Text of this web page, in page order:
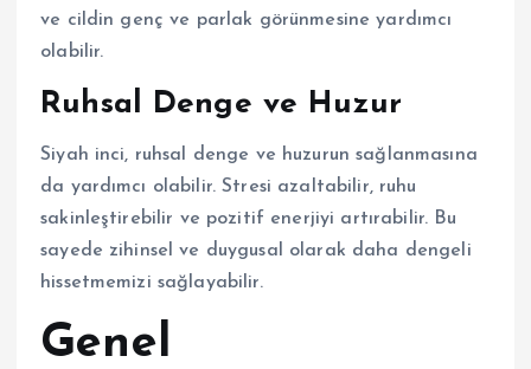
ve cildin genç ve parlak görünmesine yardımcı
olabilir.
Ruhsal Denge ve Huzur
Siyah inci, ruhsal denge ve huzurun sağlanmasına
da yardımcı olabilir. Stresi azaltabilir, ruhu
sakinleştirebilir ve pozitif enerjiyi artırabilir. Bu
sayede zihinsel ve duygusal olarak daha dengeli
hissetmemizi sağlayabilir.
Genel